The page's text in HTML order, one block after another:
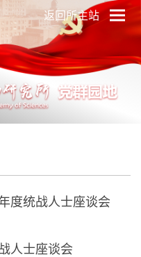
返回所主站
度统战人士座谈会
人士座谈会